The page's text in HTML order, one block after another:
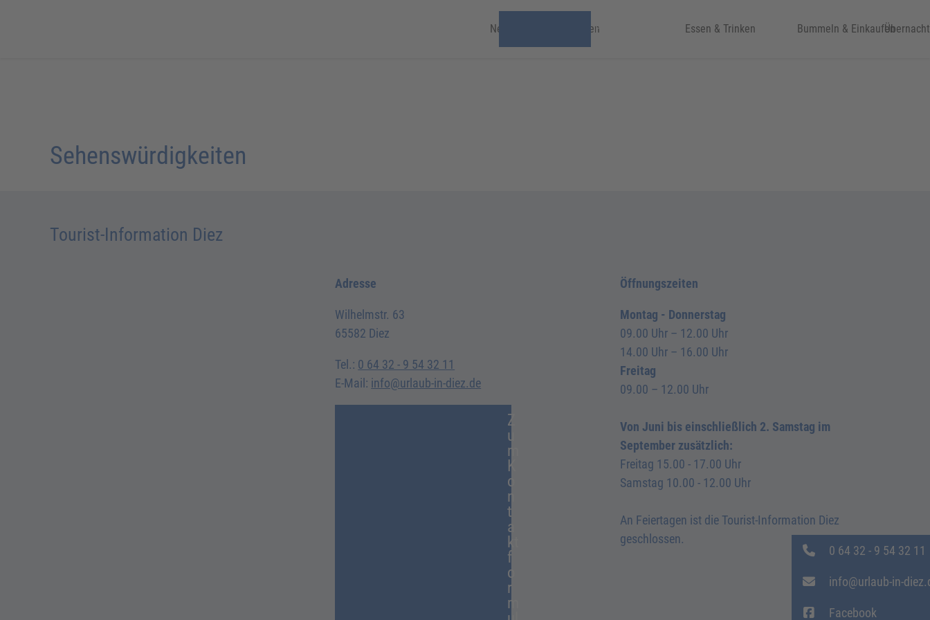
News & VeranstaltungenFreizeit & Kultur Essen & Trinken Bummeln & Einkaufen
Sehenswürdigkeiten
Tourist-Information Diez
Adresse
Wilhelmstr. 63
65582 Diez
Tel.: 0 64 32 - 9 54 32 11
E-Mail: info@urlaub-in-diez.de
Z
u
m
K
o
n
t
a
kt
f
o
r
m
Öffnungszeiten
Montag - Donnerstag
09.00 Uhr – 12.00 Uhr
14.00 Uhr – 16.00 Uhr
Freitag
09.00 – 12.00 Uhr
Von Juni bis einschließlich 2. Samstag im
September zusätzlich:
Freitag 15.00 - 17.00 Uhr
Samstag 10.00 - 12.00 Uhr
An Feiertagen ist die Tourist-Information Diez
geschlossen.
0 64 32 - 9 54 32 11
info@urlaub-in-
Facebook